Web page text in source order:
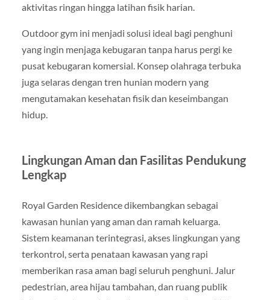
aktivitas ringan hingga latihan fisik harian.
Outdoor gym ini menjadi solusi ideal bagi penghuni
yang ingin menjaga kebugaran tanpa harus pergi ke
pusat kebugaran komersial. Konsep olahraga terbuka
juga selaras dengan tren hunian modern yang
mengutamakan kesehatan fisik dan keseimbangan
hidup.
Lingkungan Aman dan Fasilitas Pendukung
Lengkap
Royal Garden Residence dikembangkan sebagai
kawasan hunian yang aman dan ramah keluarga.
Sistem keamanan terintegrasi, akses lingkungan yang
terkontrol, serta penataan kawasan yang rapi
memberikan rasa aman bagi seluruh penghuni. Jalur
pedestrian, area hijau tambahan, dan ruang publik